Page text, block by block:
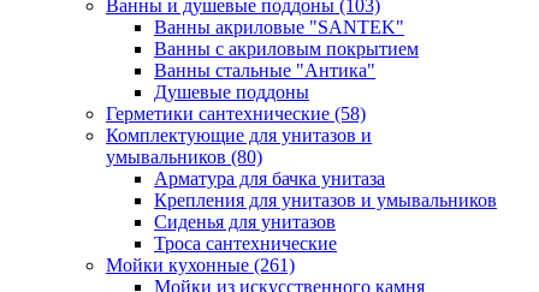
Ванны и душевые поддоны (103)
Ванны акриловые "SANTEK"
Ванны с акриловым покрытием
Ванны стальные "Антика"
Душевые поддоны
Герметики сантехнические (58)
Комплектующие для унитазов и
умывальников (80)
Арматура для бачка унитаза
Крепления для унитазов и умывальников
Сиденья для унитазов
Троса сантехнические
Мойки кухонные (261)
Мойки из искусственного камня